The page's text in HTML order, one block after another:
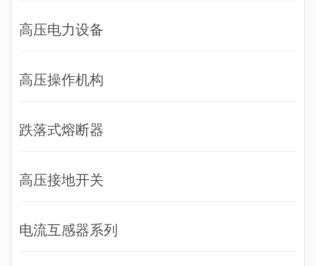
高压电力设备
高压操作机构
跌落式熔断器
高压接地开关
电流互感器系列